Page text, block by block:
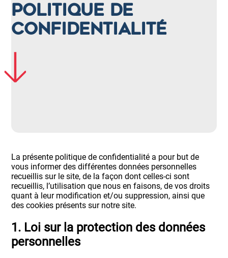
Politique de
confidentialité
La présente politique de confidentialité a pour but de
vous informer des différentes données personnelles
recueillis sur le site, de la façon dont celles-ci sont
recueillis, l’utilisation que nous en faisons, de vos droits
quant à leur modification et/ou suppression, ainsi que
des cookies présents sur notre site.
1. Loi sur la protection des données
personnelles